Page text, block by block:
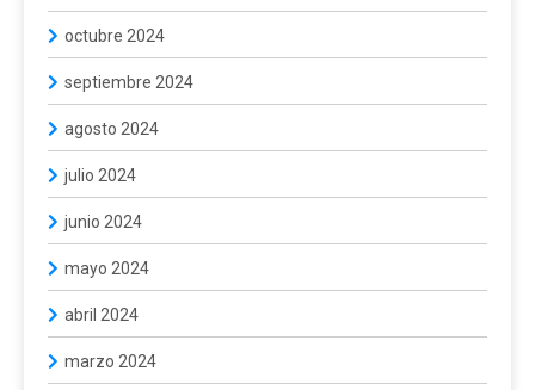
octubre 2024
septiembre 2024
agosto 2024
julio 2024
junio 2024
mayo 2024
abril 2024
marzo 2024